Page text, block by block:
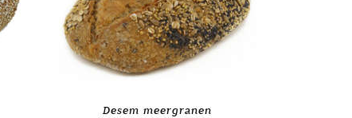
Desem meergranen